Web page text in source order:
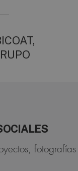
fotografías